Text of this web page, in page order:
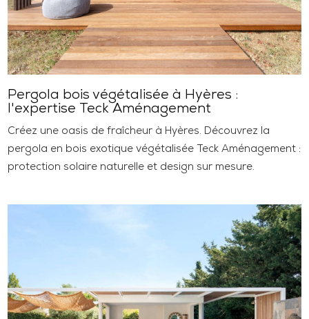
Pergola bois végétalisée à Hyères :
l'expertise Teck Aménagement
Créez une oasis de fraîcheur à Hyères. Découvrez la
pergola en bois exotique végétalisée Teck Aménagement :
protection solaire naturelle et design sur mesure.